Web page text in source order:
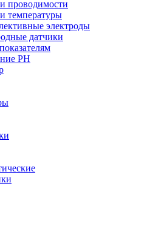
проводимости
температуры
электроды
датчики
PH